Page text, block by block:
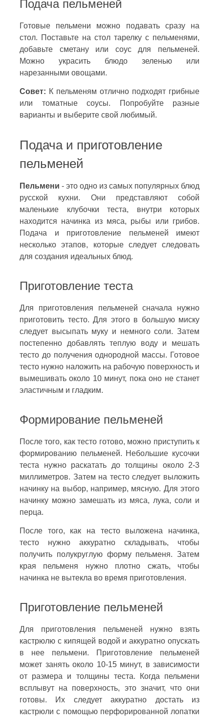
Подача пельменей
Готовые пельмени можно подавать сразу на
стол. Поставьте на стол тарелку с пельменями,
добавьте сметану или соус для пельменей.
Можно украсить блюдо зеленью или
нарезанными овощами.
Совет: К пельменям отлично подходят грибные
или томатные соусы. Попробуйте разные
варианты и выберите свой любимый.
Подача и приготовление
пельменей
Пельмени - это одно из самых популярных блюд
русской кухни. Они представляют собой
маленькие клубочки теста, внутри которых
находится начинка из мяса, рыбы или грибов.
Подача и приготовление пельменей имеют
несколько этапов, которые следует следовать
для создания идеальных блюд.
Приготовление теста
Для приготовления пельменей сначала нужно
приготовить тесто. Для этого в большую миску
следует высыпать муку и немного соли. Затем
постепенно добавлять теплую воду и мешать
тесто до получения однородной массы. Готовое
тесто нужно наложить на рабочую поверхность и
вымешивать около 10 минут, пока оно не станет
эластичным и гладким.
Формирование пельменей
После того, как тесто готово, можно приступить к
формированию пельменей. Небольшие кусочки
теста нужно раскатать до толщины около 2-3
миллиметров. Затем на тесто следует выложить
начинку на выбор, например, мясную. Для этого
начинку можно замешать из мяса, лука, соли и
перца.
После того, как на тесто выложена начинка,
тесто нужно аккуратно складывать, чтобы
получить полукруглую форму пельменя. Затем
края пельменя нужно плотно сжать, чтобы
начинка не вытекла во время приготовления.
Приготовление пельменей
Для приготовления пельменей нужно взять
кастрюлю с кипящей водой и аккуратно опускать
в нее пельмени. Приготовление пельменей
может занять около 10-15 минут, в зависимости
от размера и толщины теста. Когда пельмени
всплывут на поверхность, это значит, что они
готовы. Их следует аккуратно достать из
кастрюли с помощью перфорированной лопатки